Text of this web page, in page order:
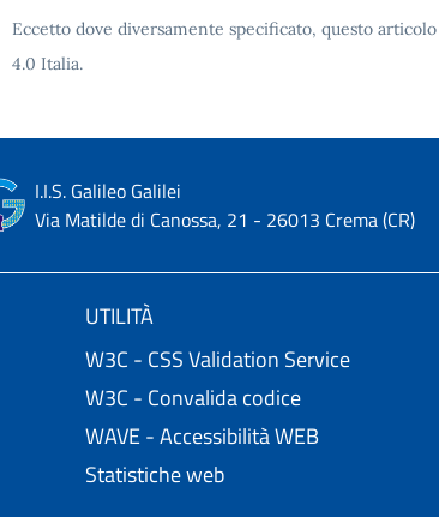
Eccetto dove diversamente specificato, questo
4.0 Italia.
I.I.S. Galileo Galilei
Via Matilde di Canossa, 21 - 26013 Crema (CR)
UTILITÀ
W3C - CSS Validation Service
W3C - Convalida codice
WAVE - Accessibilità WEB
Statistiche web